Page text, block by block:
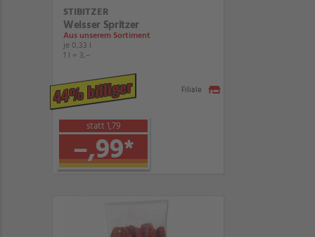
STIBITZER
Weisser Spritzer
Aus unserem Sortiment
je 0,33 l
1 l = 3,–
44% billiger
statt 1,79
–,99*
Filiale